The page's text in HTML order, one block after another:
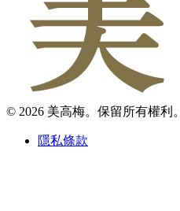
© 2026 美高梅。保留所有權利。
隱私條款